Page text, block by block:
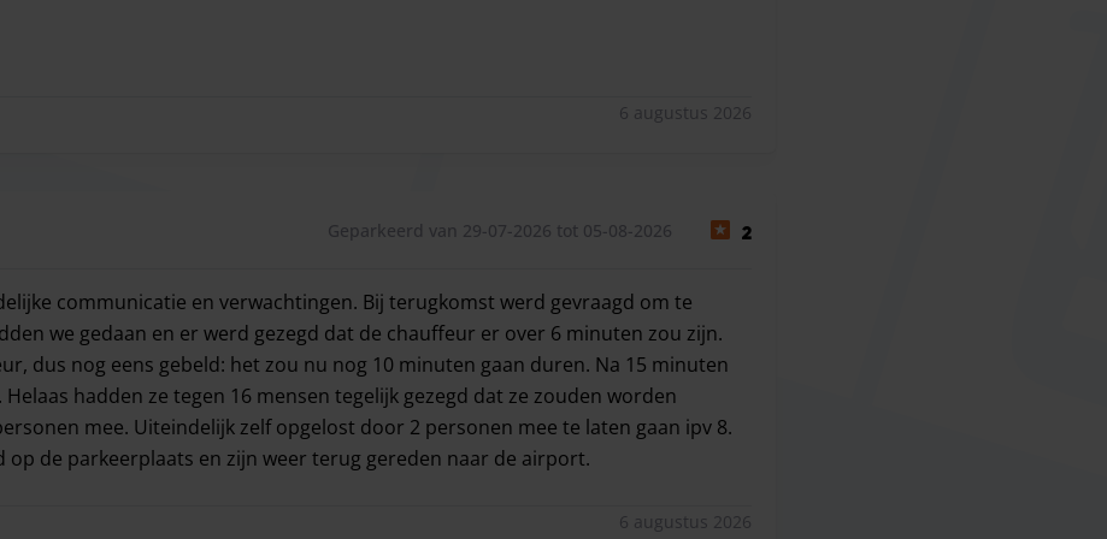
6 augustus 2026
Geparkeerd van 29-07-2026 tot 05-08-2026 2
communicatie en verwachtingen. Bij terugkomst werd gevraagd om te
we gedaan en er werd gezegd dat de chauffeur er over 6 minuten zou zijn.
dus nog eens gebeld: het zou nu nog 10 minuten gaan duren. Na 15 minuten
hadden ze tegen 16 mensen tegelijk gezegd dat ze zouden worden
mee. Uiteindelijk zelf opgelost door 2 personen mee te laten gaan ipv 8.
op de parkeerplaats en zijn weer terug gereden naar de airport.
6 augustus 2026